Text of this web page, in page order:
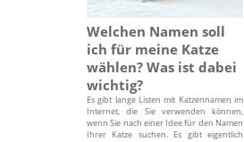
Welchen Namen soll
ich für meine Katze
wählen? Was ist dabei
wichtig?
Es gibt lange Listen mit Katzennamen im
Internet, die Sie verwenden können,
wenn Sie nach einer Idee für den Namen
Ihrer Katze suchen. Es gibt eigentlich